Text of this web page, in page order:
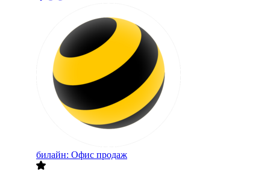
билайн: Офис продаж